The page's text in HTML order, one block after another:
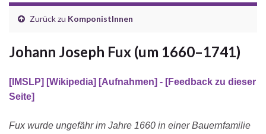
Zurück zu KomponistInnen
Johann Joseph Fux (um 1660–1741)
[IMSLP] [Wikipedia] [Aufnahmen] - [Feedback zu dieser
Seite]
Fux wurde ungefähr im Jahre 1660 in einer Bauernfamilie